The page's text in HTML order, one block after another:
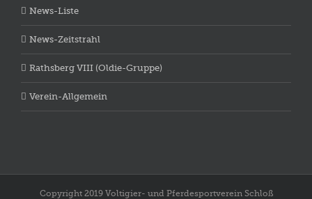
News-Liste
News-Zeitstrahl
Rathsberg VIII (Oldie-Gruppe)
Verein-Allgemein
Copyright 2019 Voltigier- und Pferdesportverein Schloß